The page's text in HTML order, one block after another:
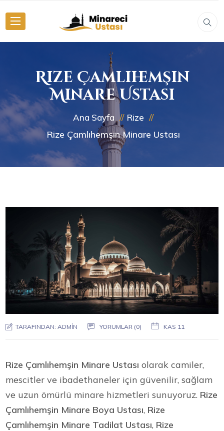
Rize Çamlıhemşin
Minare Ustası
Ana Sayfa Rize
Rize Çamlıhemşin Minare Ustası
TARAFINDAN: ADMIN YORUMLAR (0) KAS 11
Rize Çamlıhemşin Minare Ustası olarak camiler,
mescitler ve ibadethaneler için güvenilir, sağlam
ve uzun ömürlü minare hizmetleri sunuyoruz. Rize
Çamlıhemşin Minare Boya Ustası, Rize
Çamlıhemşin Minare Tadilat Ustası, Rize